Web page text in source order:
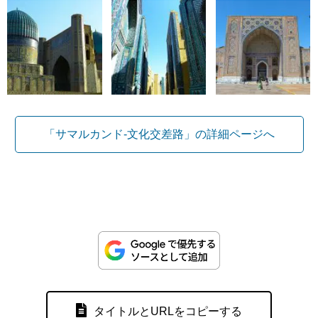
「サマルカンド-文化交差路」の詳細ページへ
タイトルとURLをコピーする